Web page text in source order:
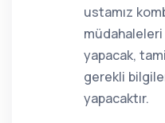
ustamız
yapacak,
gerekli
yapacaktır.